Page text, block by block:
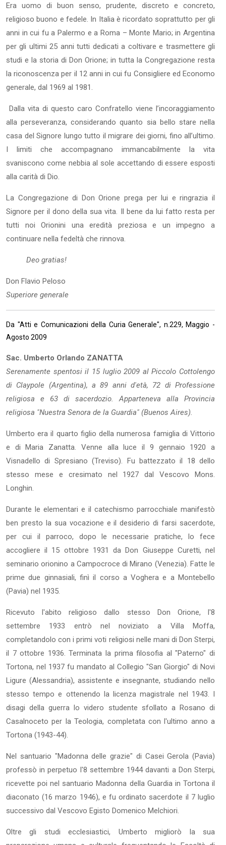
Era uomo di buon senso, prudente, discreto e concreto,
religioso buono e fedele. In Italia è ricordato soprattutto per gli
anni in cui fu a Palermo e a Roma – Monte Mario; in Argentina
per gli ultimi 25 anni tutti dedicati a coltivare e trasmettere gli
studi e la storia di Don Orione; in tutta la Congregazione resta
la riconoscenza per il 12 anni in cui fu Consigliere ed Economo
generale, dal 1969 al 1981.
Dalla vita di questo caro Confratello viene l’incoraggiamento
alla perseveranza, considerando quanto sia bello stare nella
casa del Signore lungo tutto il migrare dei giorni, fino all’ultimo.
I limiti che accompagnano immancabilmente la vita
svaniscono come nebbia al sole accettando di essere esposti
alla carità di Dio.
La Congregazione di Don Orione prega per lui e ringrazia il
Signore per il dono della sua vita. Il bene da lui fatto resta per
tutti noi Orionini una eredità preziosa e un impegno a
continuare nella fedeltà che rinnova.
Deo gratias!
Don Flavio Peloso
Superiore generale
Da "Atti e Comunicazioni della Curia Generale", n.229, Maggio -
Agosto 2009
Sac. Umberto Orlando ZANATTA
Serenamente spentosi il 15 luglio 2009 al Piccolo Cottolengo
di Claypole (Argentina), a 89 anni d'età, 72 di Professione
religiosa e 63 di sacerdozio. Apparteneva alla Provincia
religiosa "Nuestra Senora de la Guardia" (Buenos Aires).
Umberto era il quarto figlio della numerosa famiglia di Vittorio
e di Maria Zanatta. Venne alla luce il 9 gennaio 1920 a
Visnadello di Spresiano (Treviso). Fu battezzato il 18 dello
stesso mese e cresimato nel 1927 dal Vescovo Mons.
Longhin.
Durante le elementari e il catechismo parrocchiale manifestò
ben presto la sua vocazione e il desiderio di farsi sacerdote,
per cui il parroco, dopo le necessarie pratiche, lo fece
accogliere il 15 ottobre 1931 da Don Giuseppe Curetti, nel
seminario orionino a Campocroce di Mirano (Venezia). Fatte le
prime due ginnasiali, finì il corso a Voghera e a Montebello
(Pavia) nel 1935.
Ricevuto l'abito religioso dallo stesso Don Orione, l'8
settembre 1933 entrò nel noviziato a Villa Moffa,
completandolo con i primi voti religiosi nelle mani di Don Sterpi,
il 7 ottobre 1936. Terminata la prima filosofia al "Paterno" di
Tortona, nel 1937 fu mandato al Collegio "San Giorgio" di Novi
Ligure (Alessandria), assistente e insegnante, studiando nello
stesso tempo e ottenendo la licenza magistrale nel 1943. I
disagi della guerra lo videro studente sfollato a Rosano di
Casalnoceto per la Teologia, completata con l'ultimo anno a
Tortona (1943-44).
Nel santuario "Madonna delle grazie" di Casei Gerola (Pavia)
professò in perpetuo l'8 settembre 1944 davanti a Don Sterpi,
ricevette poi nel santuario Madonna della Guardia in Tortona il
diaconato (16 marzo 1946), e fu ordinato sacerdote il 7 luglio
successivo dal Vescovo Egisto Domenico Melchiori.
Oltre gli studi ecclesiastici, Umberto migliorò la sua